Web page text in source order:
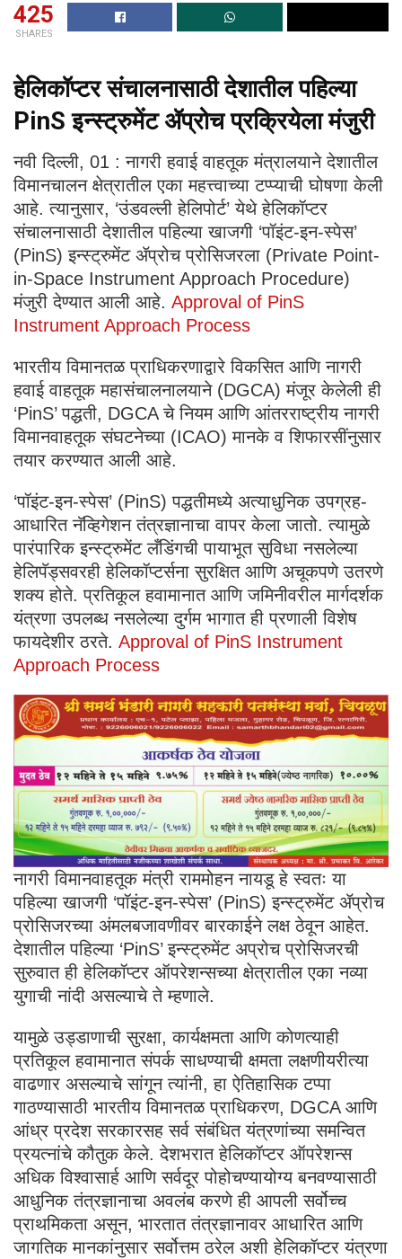
425
SHARES
हेलिकॉप्टर संचालनासाठी देशातील पहिल्या
PinS इन्स्ट्रुमेंट ॲप्रोच प्रक्रियेला मंजुरी
नवी दिल्‍ली, 01 : नागरी हवाई वाहतूक मंत्रालयाने देशातील
विमानचालन क्षेत्रातील एका महत्त्वाच्या टप्प्याची घोषणा केली
आहे. त्यानुसार, ‘उंडवल्ली हेलिपोर्ट’ येथे हेलिकॉप्टर
संचालनासाठी देशातील पहिल्या खाजगी ‘पॉइंट-इन-स्पेस’
(PinS) इन्स्ट्रुमेंट ॲप्रोच प्रोसिजरला (Private Point-
in-Space Instrument Approach Procedure)
मंजुरी देण्यात आली आहे. Approval of PinS
Instrument Approach Process
भारतीय विमानतळ प्राधिकरणाद्वारे विकसित आणि नागरी
हवाई वाहतूक महासंचालनालयाने (DGCA) मंजूर केलेली ही
‘PinS’ पद्धती, DGCA चे नियम आणि आंतरराष्ट्रीय नागरी
विमानवाहतूक संघटनेच्या (ICAO) मानके व शिफारसींनुसार
तयार करण्यात आली आहे.
‘पॉइंट-इन-स्पेस’ (PinS) पद्धतीमध्ये अत्याधुनिक उपग्रह-
आधारित नॅव्हिगेशन तंत्रज्ञानाचा वापर केला जातो. त्यामुळे
पारंपारिक इन्स्ट्रुमेंट लँडिंगची पायाभूत सुविधा नसलेल्या
हेलिपॅड्सवरही हेलिकॉप्टर्सना सुरक्षित आणि अचूकपणे उतरणे
शक्य होते. प्रतिकूल हवामानात आणि जमिनीवरील मार्गदर्शक
यंत्रणा उपलब्ध नसलेल्या दुर्गम भागात ही प्रणाली विशेष
फायदेशीर ठरते. Approval of PinS Instrument
Approach Process
नागरी विमानवाहतूक मंत्री राममोहन नायडू हे स्वतः या
पहिल्या खाजगी ‘पॉइंट-इन-स्पेस’ (PinS) इन्स्ट्रुमेंट ॲप्रोच
प्रोसिजरच्या अंमलबजावणीवर बारकाईने लक्ष ठेवून आहेत.
देशातील पहिल्या ‘PinS’ इन्स्ट्रुमेंट अप्रोच प्रोसिजरची
सुरुवात ही हेलिकॉप्टर ऑपरेशन्सच्या क्षेत्रातील एका नव्या
युगाची नांदी असल्याचे ते म्हणाले.
यामुळे उड्डाणाची सुरक्षा, कार्यक्षमता आणि कोणत्याही
प्रतिकूल हवामानात संपर्क साधण्याची क्षमता लक्षणीयरीत्या
वाढणार असल्याचे सांगून त्यांनी, हा ऐतिहासिक टप्पा
गाठण्यासाठी भारतीय विमानतळ प्राधिकरण, DGCA आणि
आंध्र प्रदेश सरकारसह सर्व संबंधित यंत्रणांच्या समन्वित
प्रयत्नांचे कौतुक केले. देशभरात हेलिकॉप्टर ऑपरेशन्स
अधिक विश्वासार्ह आणि सर्वदूर पोहोचण्यायोग्य बनवण्यासाठी
आधुनिक तंत्रज्ञानाचा अवलंब करणे ही आपली सर्वोच्च
प्राथमिकता असून, भारतात तंत्रज्ञानावर आधारित आणि
जागतिक मानकांनुसार सर्वोत्तम ठरेल अशी हेलिकॉप्टर यंत्रणा